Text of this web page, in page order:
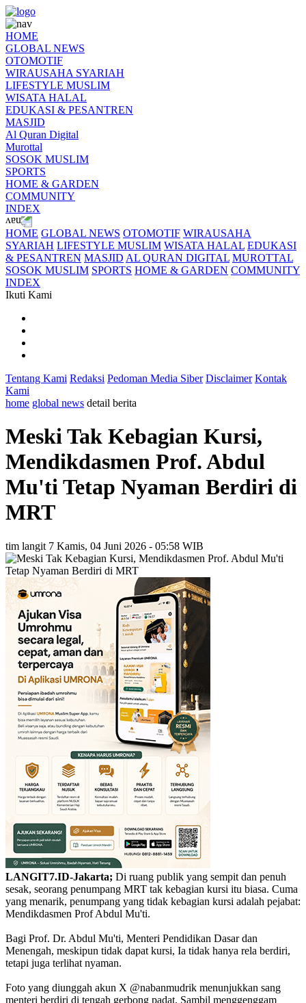
HOME
GLOBAL NEWS
OTOMOTIF
WIRAUSAHA SYARIAH
LIFESTYLE MUSLIM
WISATA HALAL
EDUKASI & PESANTREN
MASJID
Al Quran Digital
Murottal
SOSOK MUSLIM
SPORTS
HOME & GARDEN
COMMUNITY
INDEX
HOME GLOBAL NEWS OTOMOTIF WIRAUSAHA
SYARIAH LIFESTYLE MUSLIM WISATA HALAL EDUKASI
& PESANTREN MASJID AL QURAN DIGITAL MUROTTAL
SOSOK MUSLIM SPORTS HOME & GARDEN COMMUNITY
INDEX
Ikuti Kami
Tentang Kami Redaksi Pedoman Media Siber Disclaimer Kontak
Kami
home global news detail berita
Meski Tak Kebagian Kursi,
Mendikdasmen Prof. Abdul
Mu'ti Tetap Nyaman Berdiri di
MRT
tim langit 7 Kamis, 04 Juni 2026 - 05:58 WIB
LANGIT7.ID-Jakarta; Di ruang publik yang sempit dan penuh
sesak, seorang penumpang MRT tak kebagian kursi itu biasa. Cuma
yang menarik, penumpang yang tidak kebagian kursi adalah pejabat:
Mendikdasmen Prof Abdul Mu'ti.
Bagi Prof. Dr. Abdul Mu'ti, Menteri Pendidikan Dasar dan
Menengah, meskipun tidak dapat kursi, Ia tidak hanya rela berdiri,
tetapi juga terlihat nyaman.
Foto yang diunggah akun X @nabanmudrik menunjukkan sang
menteri berdiri di tengah gerbong padat. Sambil menggenggam